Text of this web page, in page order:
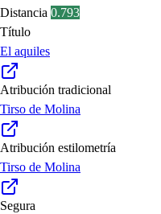
Distancia 0.793
Título
El aquiles
Atribución tradicional
Tirso de Molina
Atribución estilometría
Tirso de Molina
Segura